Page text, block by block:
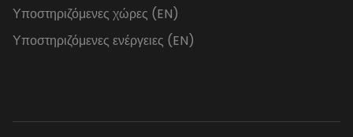
Υποστηριζόμενες χώρες (EN)
Υποστηριζόμενες ενέργειες (EN)